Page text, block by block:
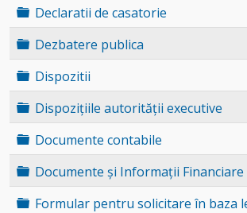
Folder
Declaratii de casatorie
Folder
Dezbatere publica
Folder
Dispozitii
Folder
Dispozițiile autorității executive
Folder
Documente contabile
Folder
Documente și Informații Financiare
Folder
Formular pentru solicitare în baza